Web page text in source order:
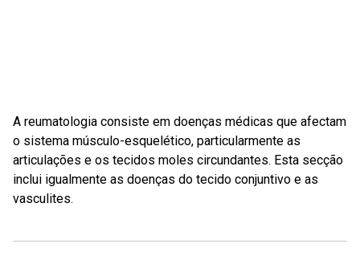
A reumatologia consiste em doenças médicas que afectam
o sistema músculo-esquelético, particularmente as
articulações e os tecidos moles circundantes. Esta secção
inclui igualmente as doenças do tecido conjuntivo e as
vasculites.